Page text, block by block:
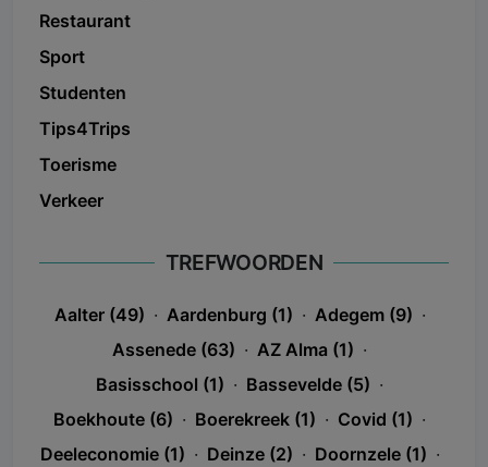
Restaurant
Sport
Studenten
Tips4Trips
Toerisme
Verkeer
TREFWOORDEN
Aalter (49) · Aardenburg (1) · Adegem (9) ·
Assenede (63) · AZ Alma (1) ·
Basisschool (1) · Bassevelde (5) ·
Boekhoute (6) · Boerekreek (1) · Covid (1) ·
Deeleconomie (1) · Deinze (2) · Doornzele (1) ·